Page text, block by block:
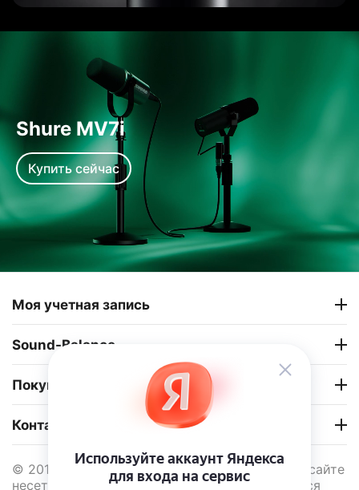
Shure MV7i
Купить сейчас
Моя учетная запись
Sound-Balance
Покупательский сервис
Контакты
© 2013 - 2026 Sound Balance. Информация на сайте
несет информационный характер и не является